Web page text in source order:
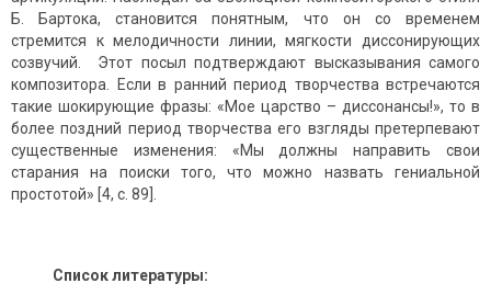
Б. Бартока, становится понятным, что он со временем
стремится к мелодичности линии, мягкости диссонирующих
созвучий. Этот посыл подтверждают высказывания самого
композитора. Если в ранний период творчества встречаются
такие шокирующие фразы: «Мое царство – диссонансы!», то в
более поздний период творчества его взгляды претерпевают
существенные изменения: «Мы должны направить свои
старания на поиски того, что можно назвать гениальной
простотой» [4, с. 89].
Список литературы: